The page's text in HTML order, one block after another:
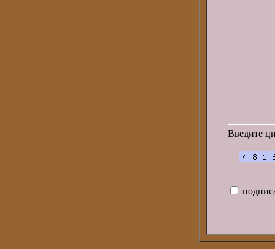
Введите